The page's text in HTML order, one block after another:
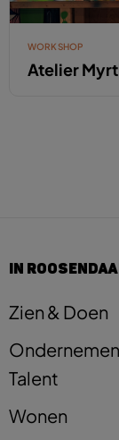
WORKSHOP
Atelier
IN
Zien & Doen
Talent
Wonen